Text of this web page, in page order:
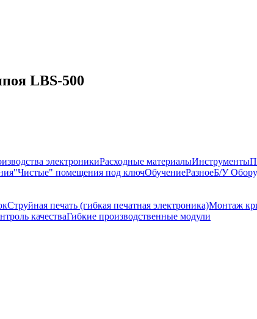
LBS-500
электроникиРасходные материалыИнструменты
"Чистые" помещения под ключОбучениеРазноеБ/У
Струйная печать (гибкая печатная электроника)Монтаж
качестваГибкие производственные модули